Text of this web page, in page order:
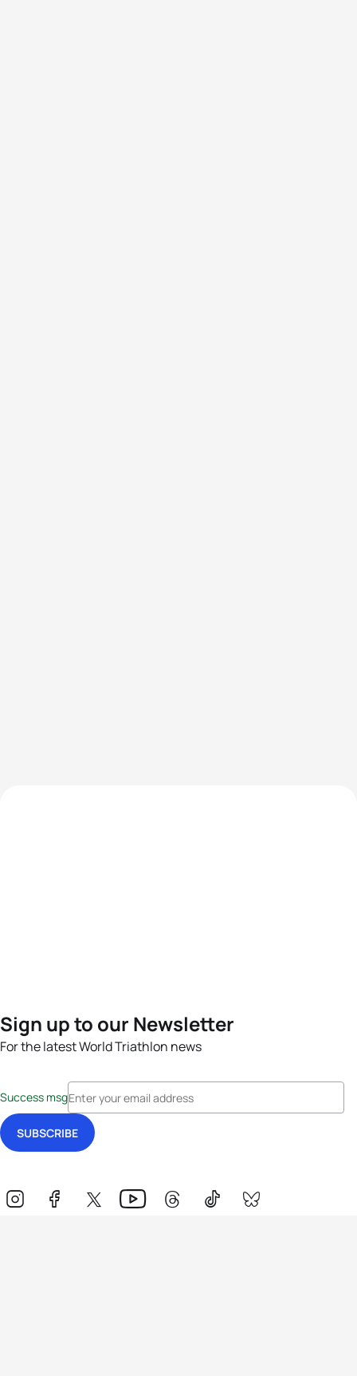
Sign up to our Newsletter
For the latest World Triathlon news
Success msg